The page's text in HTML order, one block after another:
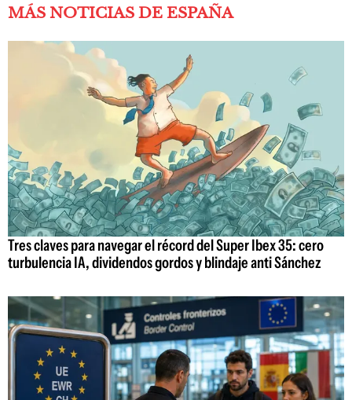
MÁS NOTICIAS DE ESPAÑA
Tres claves para navegar el récord del Super Ibex 35: cero
turbulencia IA, dividendos gordos y blindaje anti Sánchez